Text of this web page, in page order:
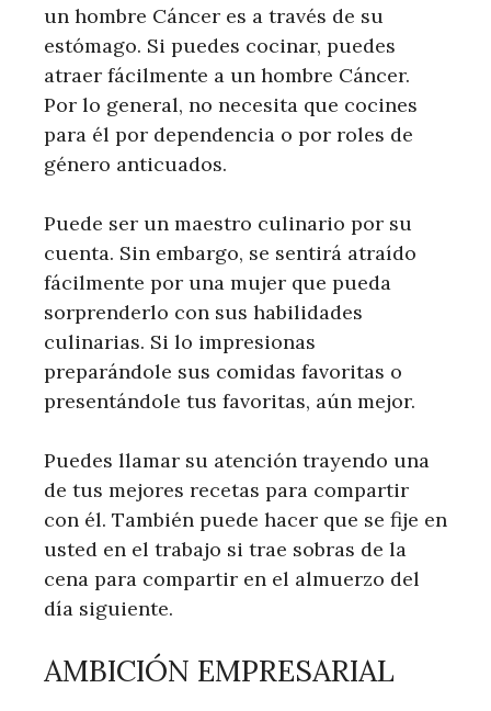
un hombre Cáncer es a través de su
estómago. Si puedes cocinar, puedes
atraer fácilmente a un hombre Cáncer.
Por lo general, no necesita que cocines
para él por dependencia o por roles de
género anticuados.
Puede ser un maestro culinario por su
cuenta. Sin embargo, se sentirá atraído
fácilmente por una mujer que pueda
sorprenderlo con sus habilidades
culinarias. Si lo impresionas
preparándole sus comidas favoritas o
presentándole tus favoritas, aún mejor.
Puedes llamar su atención trayendo una
de tus mejores recetas para compartir
con él. También puede hacer que se fije en
usted en el trabajo si trae sobras de la
cena para compartir en el almuerzo del
día siguiente.
AMBICIÓN EMPRESARIAL